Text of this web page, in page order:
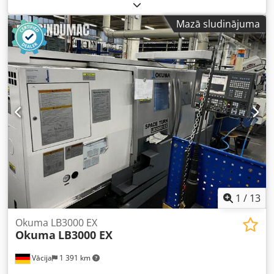
, virpošanas diametrs:
(maks.):5 000 apgr./min, kopējais svars:7 000 kg,
Aprīkojums:dokumentācija / rokasgrāmata, rotācijas
ātrums bezgalīgi regulējams, Maks.: 210 mm Solā
virpošanas diametrs: 400 mm Maks. apstrādes garums:
700 mm X / Z kustības: 192 / 700 mm Gājiens pret vārpstu
(W ass): 730 mm C ass: 0,001° Ātrā X / Z: 30 / 32 m/min
Galvenās vārpstas apgriezieni: 5000 apgr./min Dzinējs: 11 /
7,5 kW 2 torņi: 12 pozīcijas Iekārtas izmēri: 2700 x 2000 x
1980 mm Dksdpfx Aqjzhwnrever Iekārtas svars: 7000 kg
Aprīkojums: 2 torņi ar 12 stacijām VDI 30 Instrumenta
mērīšanas sistēma IRCO SiMag
Mazā sludinājuma
1 / 13
Vācija 1 391 km
Okuma LB3000 EX
Okuma LB3000 EX